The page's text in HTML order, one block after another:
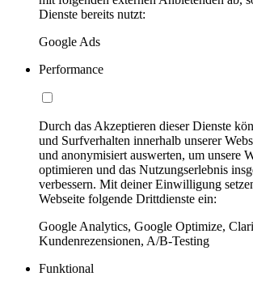
Dienste bereits nutzt:
Google Ads
Performance
Durch das Akzeptieren dieser Dienste
und Surfverhalten innerhalb unserer
und anonymisiert auswerten, um unsere
optimieren und das Nutzungserlebnis
verbessern. Mit deiner Einwilligung
Webseite folgende Drittdienste ein:
Google Analytics, Google Optimize,
Kundenrezensionen, A/B-Testing
Funktional